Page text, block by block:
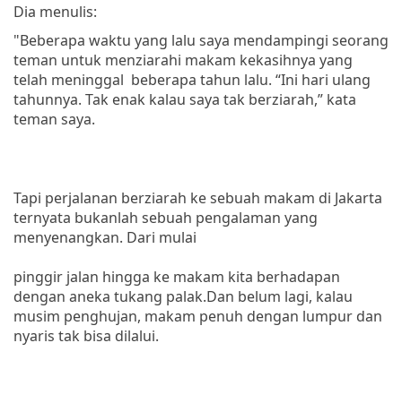
Dia menulis:
"Beberapa waktu yang lalu saya mendampingi seorang
teman untuk menziarahi makam kekasihnya yang
telah meninggal beberapa tahun lalu. “Ini hari ulang
tahunnya. Tak enak kalau saya tak berziarah,” kata
teman saya.
Tapi perjalanan berziarah ke sebuah makam di Jakarta
ternyata bukanlah sebuah pengalaman yang
menyenangkan. Dari mulai
pinggir jalan hingga ke makam kita berhadapan
dengan aneka tukang palak.Dan belum lagi, kalau
musim penghujan, makam penuh dengan lumpur dan
nyaris tak bisa dilalui.